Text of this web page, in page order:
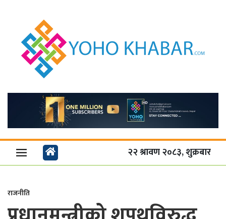
२२ श्रावण २०८३, शुक्रबार
राजनीति